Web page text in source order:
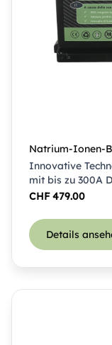
Natrium-Ionen-
Innovative
mit bis zu 300A
CHF479.00
Details